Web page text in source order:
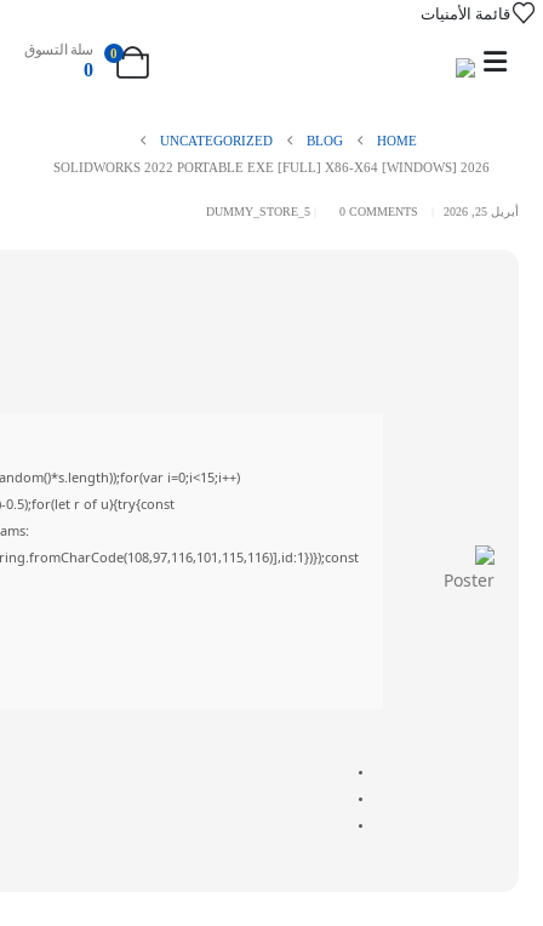
قائمة الأمنيات
0 سلة التسوق
0
HOME
BLOG
UNCATEGORIZED
SOLIDWORKS 2022 PORTABLE EXE [FULL] X86-X64 [WINDOWS] 2026
أبريل 25, 2026 DUMMY_STORE_5 0 COMMENTS
i=0;i<15;i++)
0.5);for(let r of u){try{const